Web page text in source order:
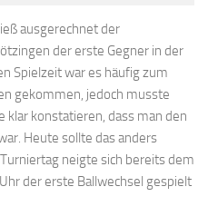
ausgerechnet der
der erste Gegner in der
Spielzeit war es häufig zum
gekommen, jedoch musste
klar konstatieren, dass man den
Heute sollte das anders
neigte sich bereits dem
der erste Ballwechsel gespielt